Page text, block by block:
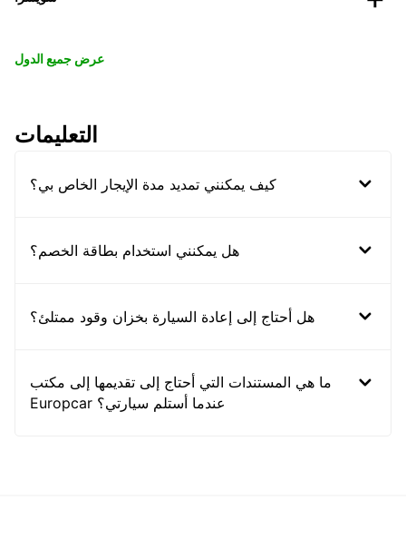
عرض جميع الدول
التعليمات
كيف يمكنني تمديد مدة الإيجار الخاص بي؟
هل يمكنني استخدام بطاقة الخصم؟
هل أحتاج إلى إعادة السيارة بخزان وقود ممتلئ؟
ما هي المستندات التي أحتاج إلى تقديمها إلى مكتب
Europcar عندما أستلم سيارتي؟